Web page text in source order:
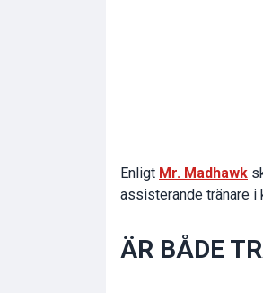
Enligt Mr. Madhawk
assisterande tränare i
ÄR BÅDE